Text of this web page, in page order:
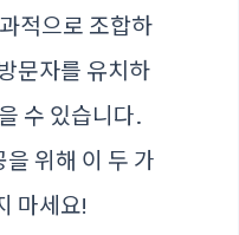
적으로 조합하
문자를 유치하
수 있습니다.
위해 이 두 가
마세요!